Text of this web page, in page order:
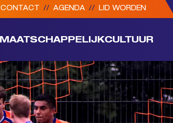
CONTACT // AGENDA // LID WORDEN
MAATSCHAPPELIJKCULTUUR